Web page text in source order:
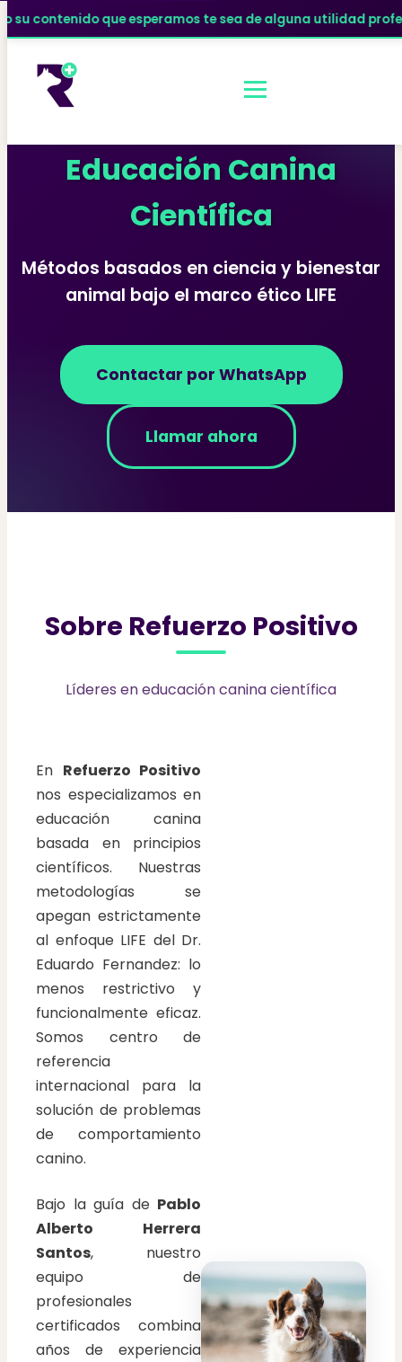
de alguna utilidad profesional. Si hay algún
Educación Canina
Científica
Métodos basados en ciencia y bienestar
animal bajo el marco ético LIFE
Contactar por WhatsApp
Llamar ahora
Sobre Refuerzo Positivo
Líderes en educación canina científica
En Refuerzo Positivo
nos especializamos en
educación canina
basada en principios
científicos. Nuestras
metodologías se
apegan estrictamente
al enfoque LIFE del Dr.
Eduardo Fernandez: lo
menos restrictivo y
funcionalmente eficaz.
Somos centro de
referencia
internacional para la
solución de problemas
de comportamiento
canino.
Bajo la guía de Pablo
Alberto Herrera
Santos, nuestro
equipo de
profesionales
certificados combina
años de experiencia